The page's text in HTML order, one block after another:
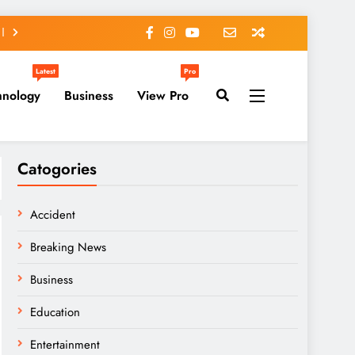
Latest
Business View Pro
Pro
Catogories
Accident
Breaking News
Business
Education
Entertainment